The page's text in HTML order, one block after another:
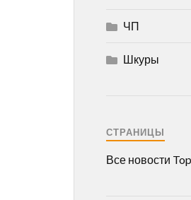
ЧП
Шкуры
СТРАНИЦЫ
Все новости